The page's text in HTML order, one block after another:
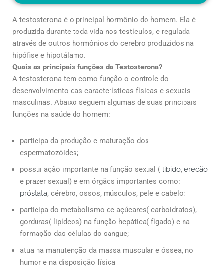
A testosterona é o principal hormônio do homem. Ela é
produzida durante toda vida nos testículos, e regulada
através de outros hormônios do cerebro produzidos na
hipófise e hipotálamo.
Quais as principais funções da Testosterona?
A testosterona tem como função o controle do
desenvolvimento das características físicas e sexuais
masculinas. Abaixo seguem algumas de suas principais
funções na saúde do homem:
participa da produção e maturação dos
espermatozóides;
possui ação importante na função sexual ( libido, ereção
e prazer sexual) e em órgãos importantes como:
próstata, cérebro, ossos, músculos, pele e cabelo;
participa do metabolismo de açúcares( carboidratos),
gorduras( lipídeos) na função hepática( fígado) e na
formação das células do sangue;
atua na manutenção da massa muscular e óssea, no
humor e na disposição física